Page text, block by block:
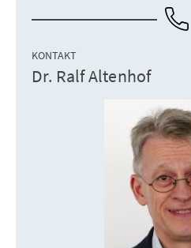
KONTAKT
Dr. Ralf Altenhof